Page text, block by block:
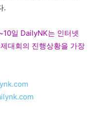
.
일 DailyNK는 인터넷
대회의 진행상황을 가장